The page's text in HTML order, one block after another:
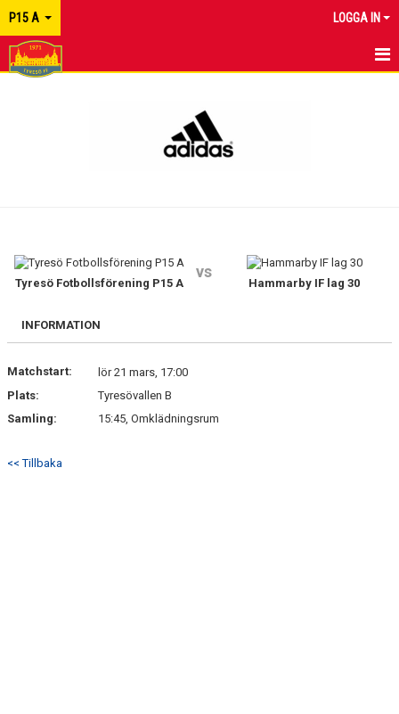
P15 A LOGGA IN
KONTAKT
Tyresö Fotbollsförening P15 A
vs
Hammarby IF lag 30
INFORMATION
Matchstart:
lör 21 mars, 17:00
Plats:
Tyresövallen B
Samling:
15:45, Omklädningsrum
<< Tillbaka